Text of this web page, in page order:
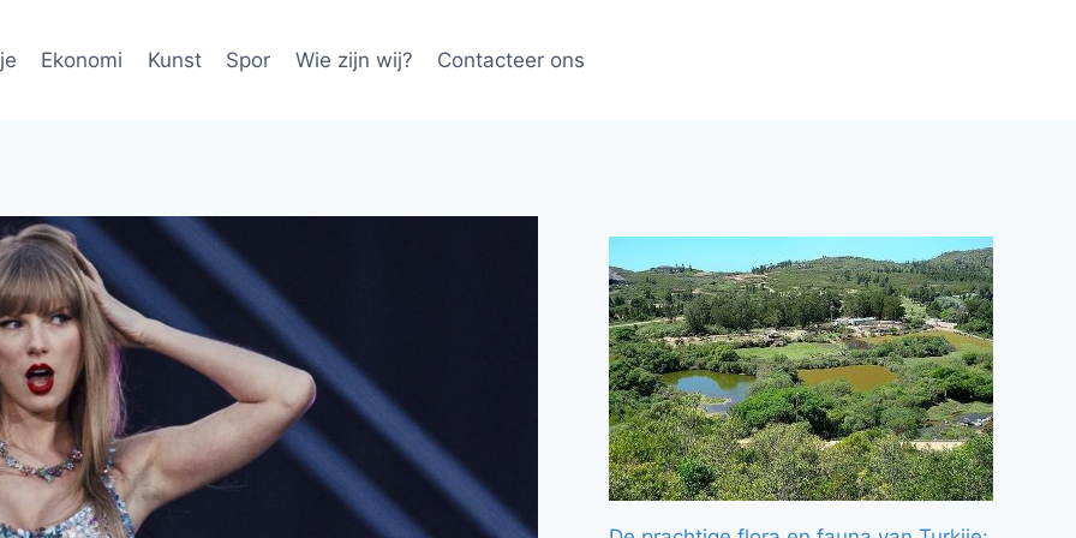
Ekonomi Kunst Spor Wie zijn wij? Contacteer ons